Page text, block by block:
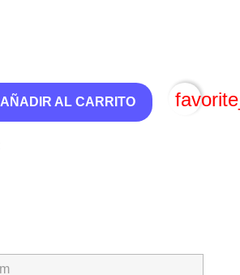
AÑADIR AL CARRITO